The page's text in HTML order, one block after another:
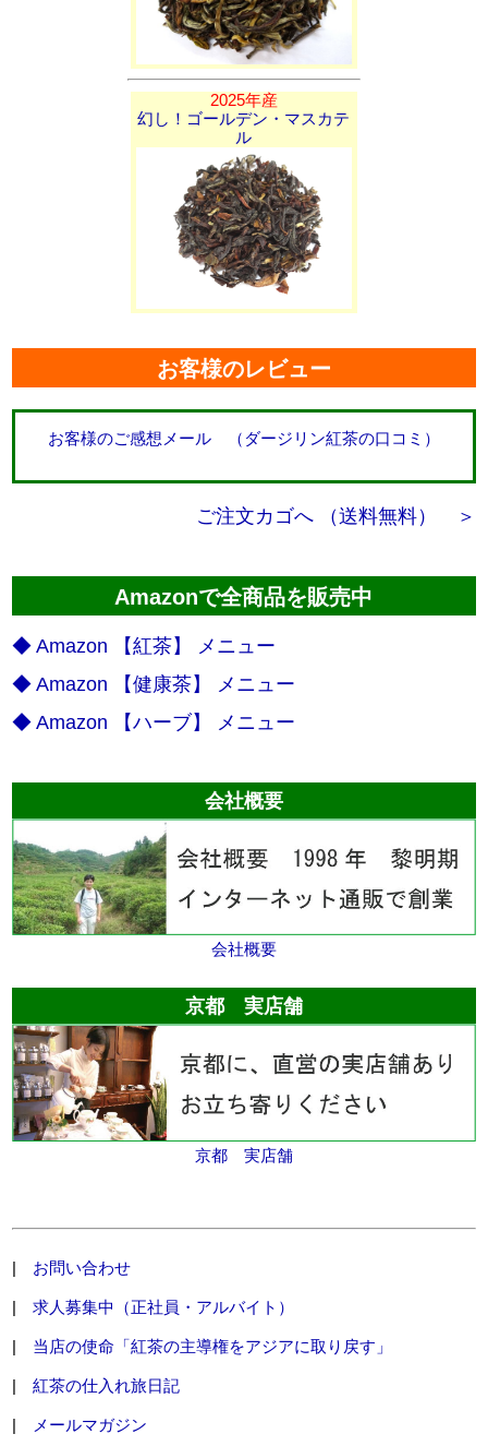
2025年産
幻し！ゴールデン・マスカテ
ル
お客様のレビュー
お客様のご感想メール （ダージリン紅茶の口コミ）
ご注文カゴへ （送料無料） ＞
Amazonで全商品を販売中
◆ Amazon 【紅茶】 メニュー
◆ Amazon 【健康茶】 メニュー
◆ Amazon 【ハーブ】 メニュー
会社概要
会社概要
京都 実店舗
京都 実店舗
| お問い合わせ
|求人募集中（正社員・アルバイト）
| 当店の使命「紅茶の主導権をアジアに取り戻す」
|紅茶の仕入れ旅日記
| メールマガジン